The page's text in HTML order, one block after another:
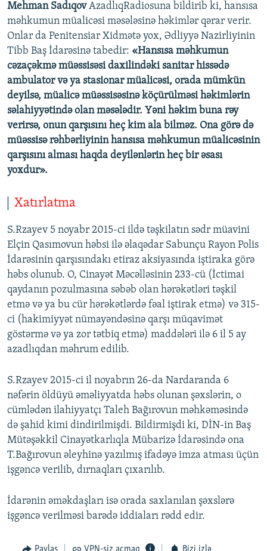
Mehman SadıqovAzadlıqRadiosuna bildirib ki, hansısa
məhkumun müalicəsi məsələsinə həkimlər qərar verir.
Onlar da Penitensiar Xidmətə yox, Ədliyyə Nazirliyinin
Tibb Baş İdarəsinə tabedir: «Hansısa məhkumun
cəzaçəkmə müəssisəsi daxilindəki sanitar hissədə
ambulator və ya stasionar müalicəsi, orada mümkün
deyilsə, müalicə müəssisəsinə köçürülməsi həkimlərin
səlahiyyətində olan məsələdir. Yəni həkim buna rəy
verirsə, onun qarşısını heç kim ala bilməz. Ona görə də
müəssisə rəhbərliyinin hansısa məhkumun müalicəsinin
qarşısını alması haqda deyilənlərin heç bir əsası
yoxdur».
Xatırlatma
S.Rzayev 5 noyabr 2015-ci ildə təşkilatın sədr müavini
Elçin Qasımovun həbsi ilə əlaqədar Sabunçu Rayon Polis
İdarəsinin qarşısındakı etiraz aksiyasında iştiraka görə
həbs olunub. O, Cinayət Məcəlləsinin 233-cü (İctimai
qaydanın pozulmasına səbəb olan hərəkətləri təşkil
etmə və ya bu cür hərəkətlərdə fəal iştirak etmə) və 315-
ci (hakimiyyət nümayəndəsinə qarşı müqavimət
göstərmə və ya zor tətbiq etmə) maddələri ilə 6 il 5 ay
azadlıqdan məhrum edilib.
S.Rzayev 2015-ci il noyabrın 26-da Nardaranda 6
nəfərin öldüyü əməliyyatda həbs olunan şəxslərin, o
cümlədən ilahiyyatçı Taleh Bağırovun məhkəməsində
də şahid kimi dindirilmişdi. Bildirmişdi ki, DİN-in Baş
Mütəşəkkil Cinayətkarlıqla Mübarizə İdarəsində ona
T.Bağırovun əleyhinə yazılmış ifadəyə imza atması üçün
işgəncə verilib, dırnaqları çıxarılıb.
İdarənin əməkdaşları isə orada saxlanılan şəxslərə
işgəncə verilməsi barədə iddiaları rədd edir.